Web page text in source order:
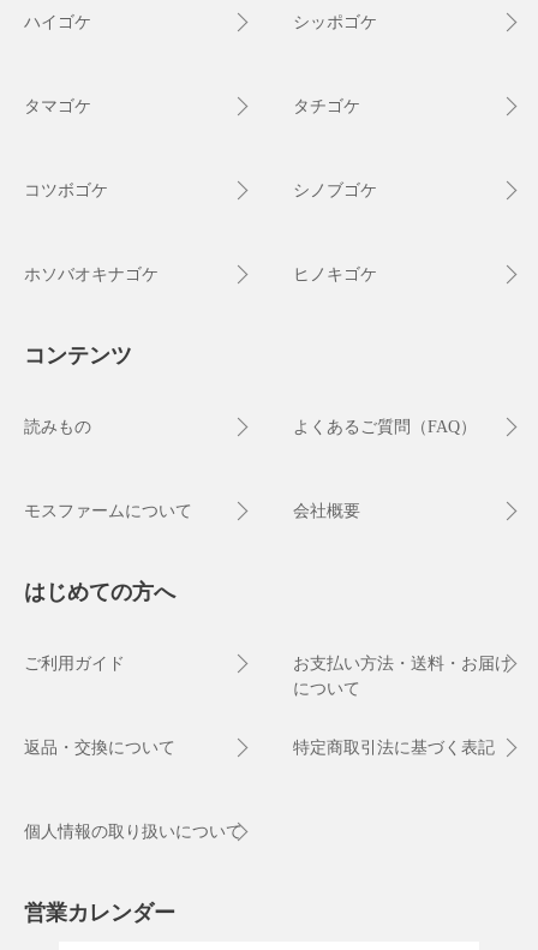
ハイゴケ シッポゴケ
タマゴケ タチゴケ
コツボゴケ シノブゴケ
ホソバオキナゴケ ヒノキゴケ
コンテンツ
読みもの よくあるご質問（FAQ）
モスファームについて 会社概要
はじめての方へ
ご利用ガイド
お支払い方法・送料・お届け
について
返品・交換について 特定商取引法に基づく表記
個人情報の取り扱いについて
営業カレンダー